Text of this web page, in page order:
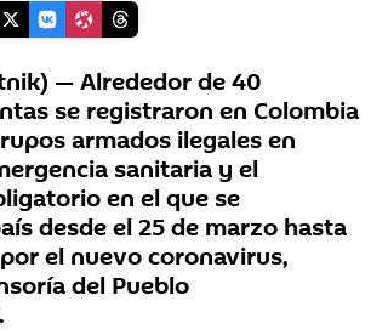
— Alrededor de 40
se registraron en Colombia
armados ilegales en
sanitaria y el
en el que se
desde el 25 de marzo hasta
el nuevo coronavirus,
del Pueblo